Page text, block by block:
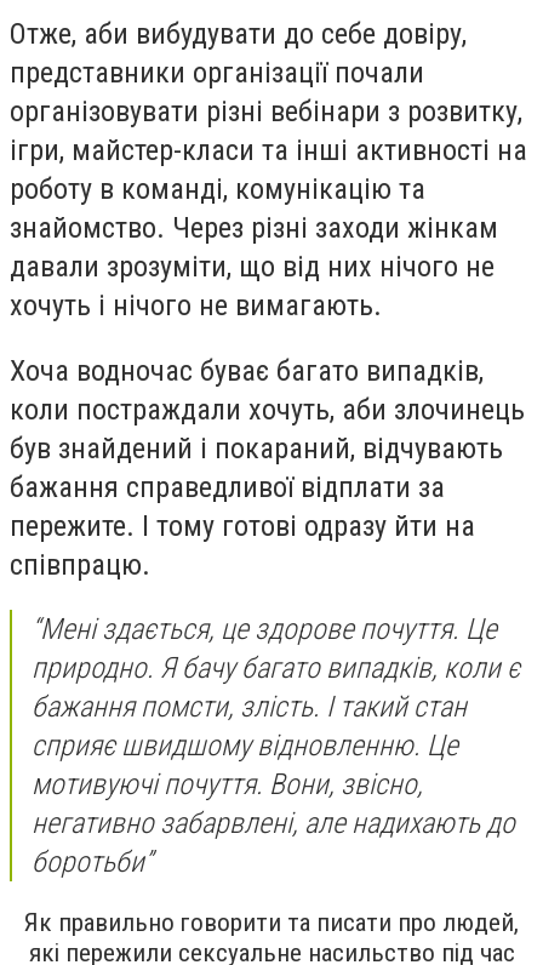
Отже, аби вибудувати до себе довіру,
представники організації почали
організовувати різні вебінари з розвитку,
ігри, майстер-класи та інші активності на
роботу в команді, комунікацію та
знайомство. Через різні заходи жінкам
давали зрозуміти, що від них нічого не
хочуть і нічого не вимагають.
Хоча водночас буває багато випадків,
коли постраждали хочуть, аби злочинець
був знайдений і покараний, відчувають
бажання справедливої відплати за
пережите. І тому готові одразу йти на
співпрацю.
“Мені здається, це здорове почуття. Це
природно. Я бачу багато випадків, коли є
бажання помсти, злість. І такий стан
сприяє швидшому відновленню. Це
мотивуючі почуття. Вони, звісно,
негативно забарвлені, але надихають до
боротьби”
Як правильно говорити та писати про людей,
які пережили сексуальне насильство під час